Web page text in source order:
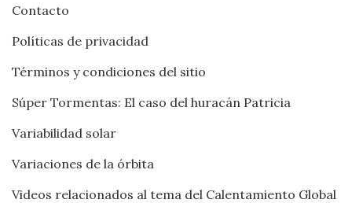
Contacto
Políticas de privacidad
Términos y condiciones del sitio
Súper Tormentas: El caso del huracán Patricia
Variabilidad solar
Variaciones de la órbita
Videos relacionados al tema del Calentamiento Global